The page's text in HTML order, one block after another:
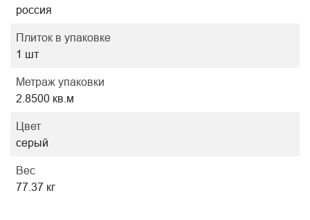
россия
Плиток в упаковке
1 шт
Метраж упаковки
2.8500 кв.м
Цвет
серый
Вес
77.37 кг